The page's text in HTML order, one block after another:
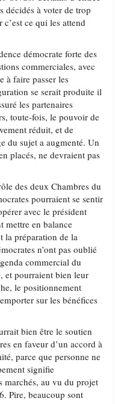
décidés à voter de trop
ce qui les attend
démocrate forte des
commerciales, avec
à faire passer les
se serait produite il
les partenaires
toute-fois, le pouvoir de
réduit, et de
du sujet a augmenté. Un
placés, ne devraient pas
des deux Chambres du
pourraient se sentir
avec le président
mettre en balance
la préparation de la
n’ont pas oublié
commercial du
et pourraient bien leur
le positionnement
sur les bénéfices
bien être le soutien
en faveur d’un accord à
parce que personne ne
signifie
marchés, au vu du projet
Pire, beaucoup sont